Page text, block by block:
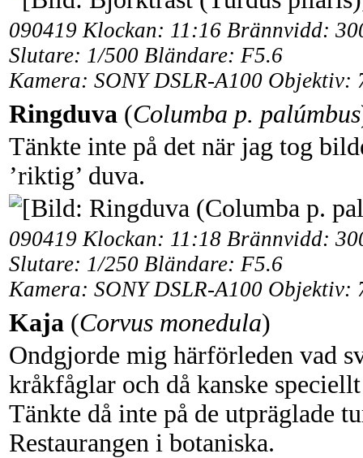
090419 Klockan: 11:16 Brännvidd:
Slutare: 1/500 Bländare: F5.6
Kamera: SONY DSLR-A100
Ringduva (Columba p. palúmbus
Tänkte inte på det när jag tog
’riktig’ duva.
090419 Klockan: 11:18 Brännvidd:
Slutare: 1/250 Bländare: F5.6
Kamera: SONY DSLR-A100
Kaja (Corvus monedula)
Ondgjorde mig härförleden vad
kråkfåglar och då kanske
Tänkte då inte på de utpräglade
Restaurangen i botaniska.